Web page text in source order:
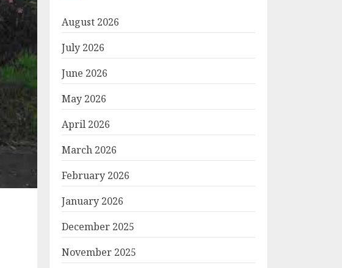
August 2026
July 2026
June 2026
May 2026
April 2026
March 2026
February 2026
January 2026
December 2025
November 2025